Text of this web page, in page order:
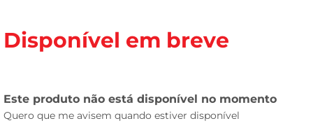
Disponível em breve
leite
tv